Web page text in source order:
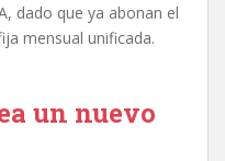
dado que ya abonan el
mensual unificada.
un nuevo